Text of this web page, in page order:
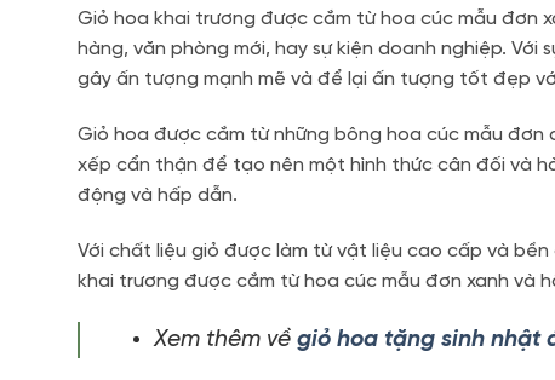
Giỏ hoa khai trương được cắm từ hoa cúc mẫu đơn
hàng, văn phòng mới, hay sự kiện doanh nghiệp.
gây ấn tượng mạnh mẽ và để lại ấn tượng tốt đẹp
Giỏ hoa được cắm từ những bông hoa cúc mẫu
xếp cẩn thận để tạo nên một hình thức cân đối và
động và hấp dẫn.
Với chất liệu giỏ được làm từ vật liệu cao cấp và
khai trương được cắm từ hoa cúc mẫu đơn xanh và
Xem thêm về giỏ hoa tặng sinh nhật